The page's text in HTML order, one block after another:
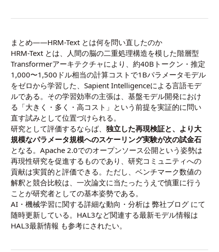
まとめ――HRM-Text とは何を問い直したのか
HRM-Text とは、人間の脳の二重処理構造を模した階層型
Transformerアーキテクチャにより、約40Bトークン・推定
1,000〜1,500ドル相当の計算コストで1Bパラメータモデル
をゼロから学習した、Sapient Intelligenceによる言語モデ
ルである。その学習効率の主張は、基盤モデル開発におけ
る「大きく・多く・高コスト」という前提を実証的に問い
直す試みとして位置づけられる。
研究として評価するならば、独立した再現検証と、より大
規模なパラメータ規模へのスケーリング実験が次の試金石
となる。Apache 2.0でのオープンソース公開という姿勢は
再現性研究を促進するものであり、研究コミュニティへの
貢献は実質的と評価できる。ただし、ベンチマーク数値の
解釈と競合比較は、一次論文に当たったうえで慎重に行う
ことが研究者としての基本姿勢である。
AI・機械学習に関する詳細な動向・分析は弊社ブログ にて
随時更新している。HAL3など関連する最新モデル情報は
HAL3最新情報 も参考にされたい。